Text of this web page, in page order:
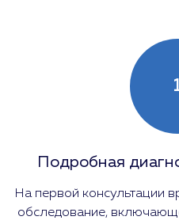
Подробная
На первой консультации
обследование,